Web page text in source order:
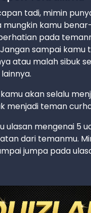
tadi, mimin
mungkin kamu
pada
sampai kamu
atau malah sibuk
akan selalu
menjadi teman
ulasan mengenai 5
dari temanmu.
jumpa pada